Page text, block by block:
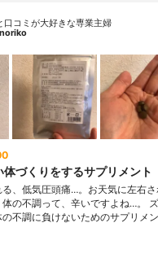
口コミが大好きな専業主婦
づくりをするサプリメント
、低気圧頭痛…。お天気に左右さ
の不調って、辛いですよね…。
不調に負けないためのサプリメ